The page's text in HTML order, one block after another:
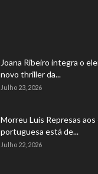
Joana Ribeiro integra o
novo thriller da...
Julho 23, 2026
Morreu Luís Represas aos
portuguesa está de...
Julho 22, 2026